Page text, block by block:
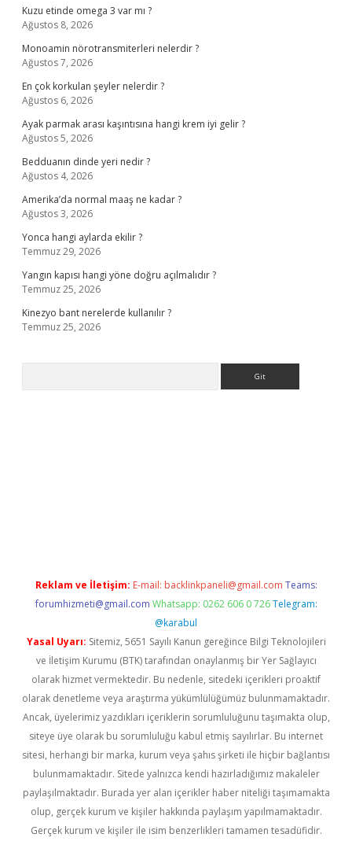
Kuzu etinde omega 3 var mı ?
Ağustos 8, 2026
Monoamin nörotransmiterleri nelerdir ?
Ağustos 7, 2026
En çok korkulan şeyler nelerdir ?
Ağustos 6, 2026
Ayak parmak arası kaşıntısına hangi krem iyi gelir ?
Ağustos 5, 2026
Bedduanın dinde yeri nedir ?
Ağustos 4, 2026
Amerika’da normal maaş ne kadar ?
Ağustos 3, 2026
Yonca hangi aylarda ekilir ?
Temmuz 29, 2026
Yangın kapısı hangi yöne doğru açılmalıdır ?
Temmuz 25, 2026
Kinezyo bant nerelerde kullanılır ?
Temmuz 25, 2026
Reklam ve İletişim: E-mail: backlinkpaneli@gmail.com Teams:
forumhizmeti@gmail.com Whatsapp: 0262 606 0 726 Telegram:
@karabul
Yasal Uyarı: Sitemiz, 5651 Sayılı Kanun gereğince Bilgi Teknolojileri
ve İletişim Kurumu (BTK) tarafından onaylanmış bir Yer Sağlayıcı
olarak hizmet vermektedir. Bu nedenle, sitedeki içerikleri proaktif
olarak denetleme veya araştırma yükümlülüğümüz bulunmamaktadır.
Ancak, üyelerimiz yazdıkları içeriklerin sorumluluğunu taşımakta olup,
siteye üye olarak bu sorumluluğu kabul etmiş sayılırlar. Bu internet
sitesi, herhangi bir marka, kurum veya şahıs şirketi ile hiçbir bağlantısı
bulunmamaktadır. Sitede yalnızca kendi hazırladığımız makaleler
paylaşılmaktadır. Burada yer alan içerikler haber niteliği taşımamakta
olup, gerçek kurum ve kişiler hakkında paylaşım yapılmamaktadır.
Gerçek kurum ve kişiler ile isim benzerlikleri tamamen tesadüfidir.